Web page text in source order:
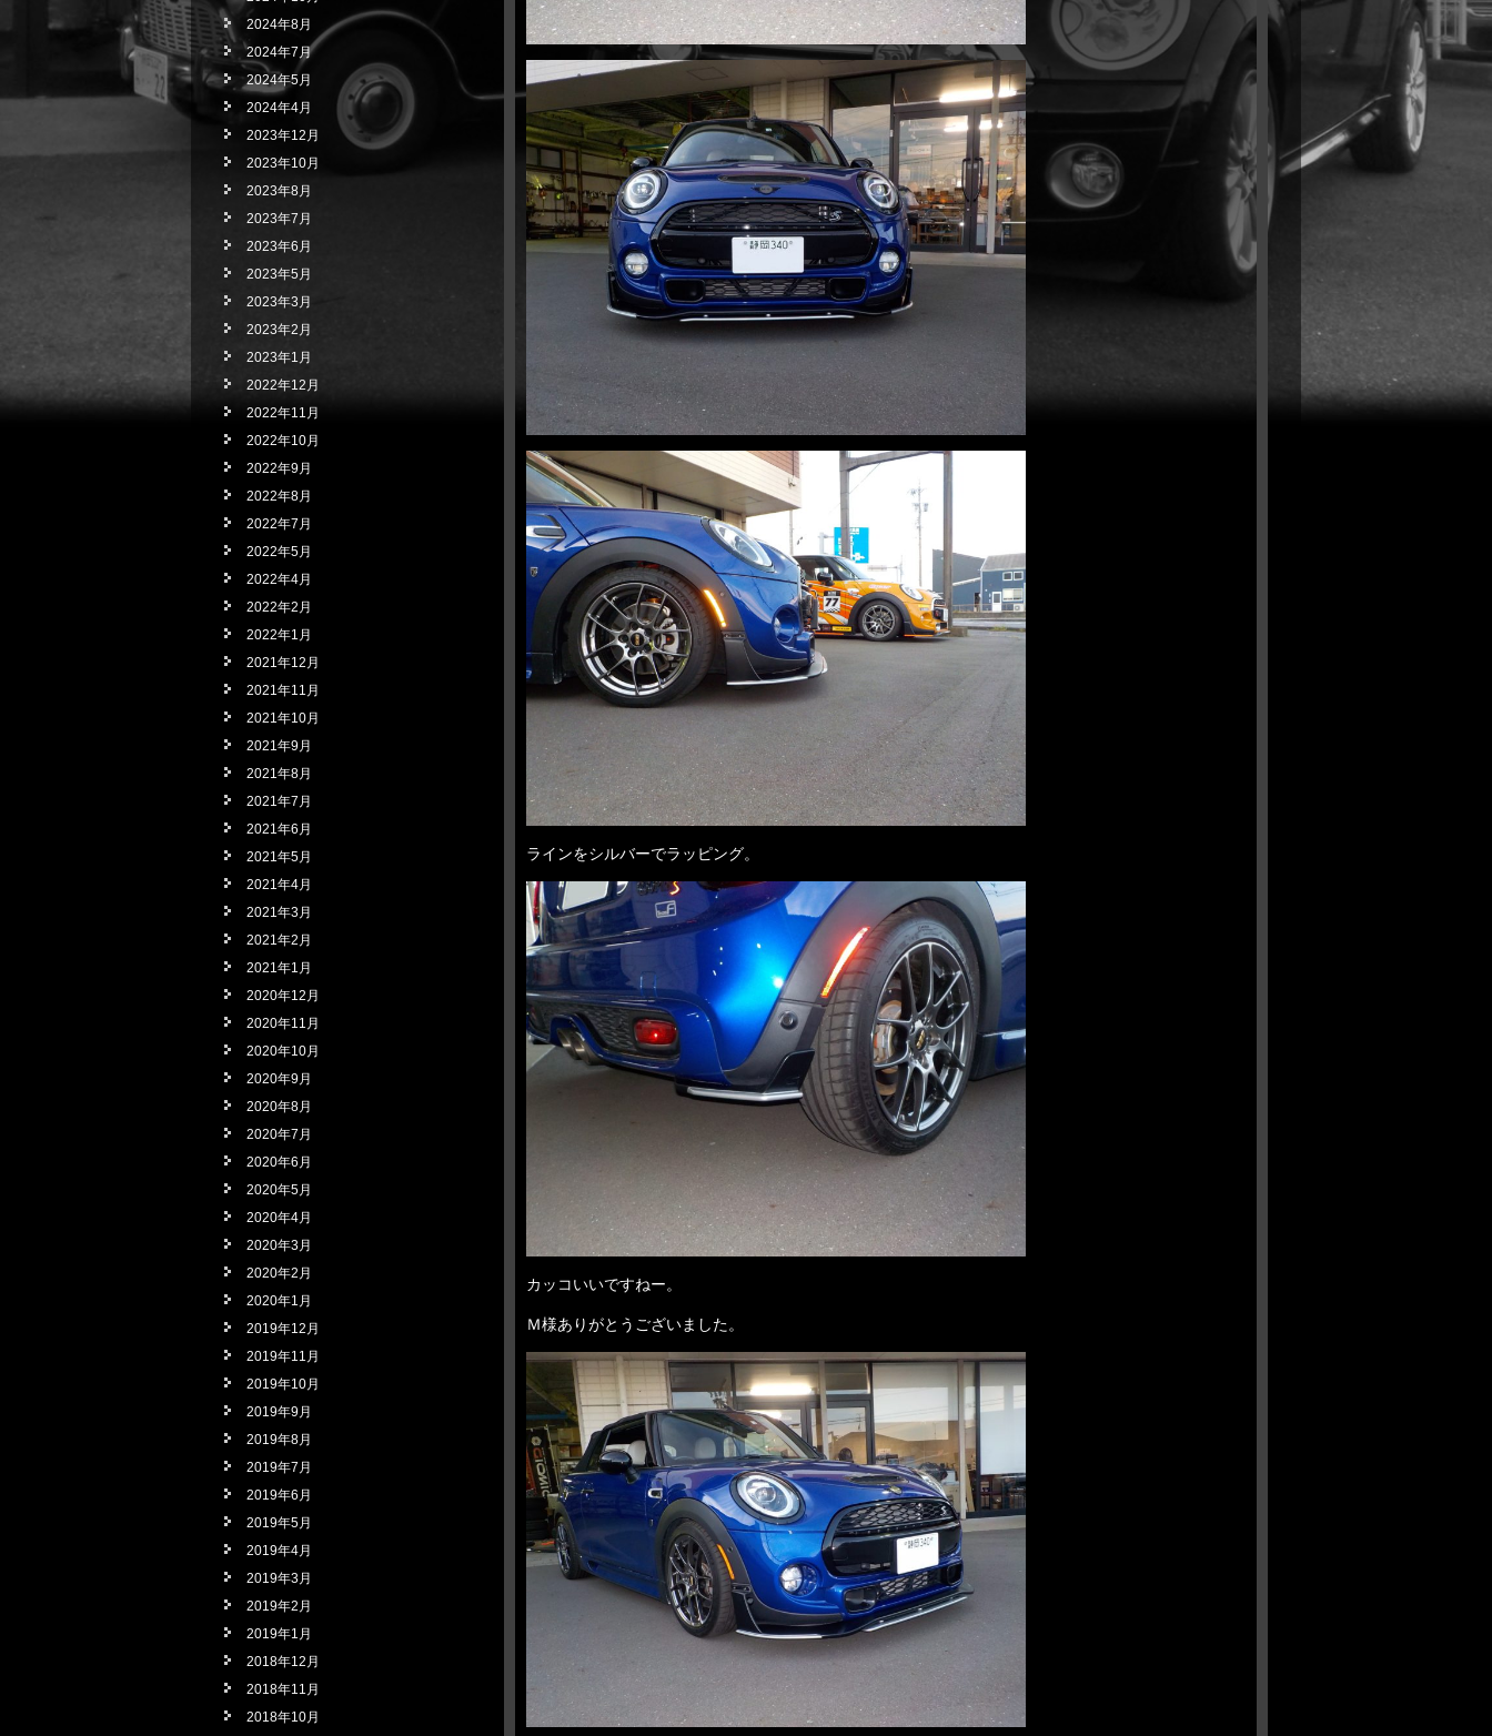
ラインをシルバーでラッピング。
カッコいいですねー。
Ｍ様ありがとうございました。
2024年8月
2024年7月
2024年5月
2024年4月
2023年12月
2023年10月
2023年8月
2023年7月
2023年6月
2023年5月
2023年3月
2023年2月
2023年1月
2022年12月
2022年11月
2022年10月
2022年9月
2022年8月
2022年7月
2022年5月
2022年4月
2022年2月
2022年1月
2021年12月
2021年11月
2021年10月
2021年9月
2021年8月
2021年7月
2021年6月
2021年5月
2021年4月
2021年3月
2021年2月
2021年1月
2020年12月
2020年11月
2020年10月
2020年9月
2020年8月
2020年7月
2020年6月
2020年5月
2020年4月
2020年3月
2020年2月
2020年1月
2019年12月
2019年11月
2019年10月
2019年9月
2019年8月
2019年7月
2019年6月
2019年5月
2019年4月
2019年3月
2019年2月
2019年1月
2018年12月
2018年11月
2018年10月